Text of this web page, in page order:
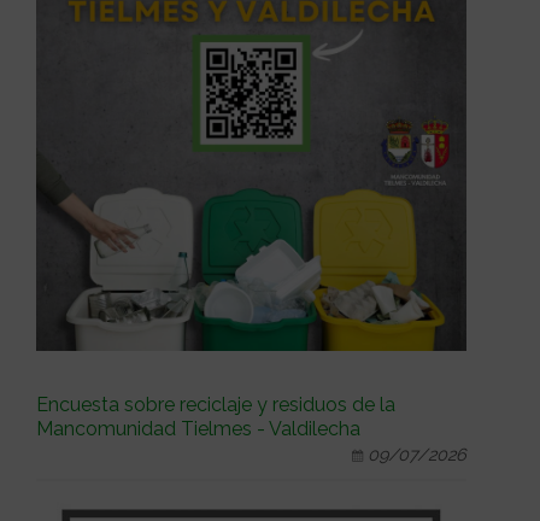
Encuesta sobre reciclaje y residuos de la
Mancomunidad Tielmes - Valdilecha
09/07/2026